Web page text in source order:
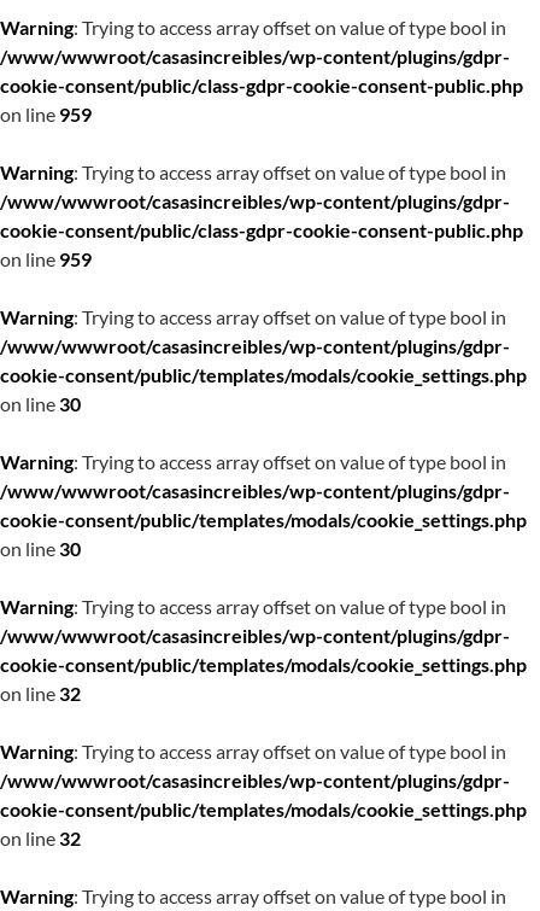
Warning: Trying to access array offset on value of type bool in
/www/wwwroot/casasincreibles/wp-content/plugins/gdpr-
cookie-consent/public/class-gdpr-cookie-consent-public.php
on line 959
Warning: Trying to access array offset on value of type bool in
/www/wwwroot/casasincreibles/wp-content/plugins/gdpr-
cookie-consent/public/class-gdpr-cookie-consent-public.php
on line 959
Warning: Trying to access array offset on value of type bool in
/www/wwwroot/casasincreibles/wp-content/plugins/gdpr-
cookie-consent/public/templates/modals/cookie_settings.php
on line30
Warning: Trying to access array offset on value of type bool in
/www/wwwroot/casasincreibles/wp-content/plugins/gdpr-
cookie-consent/public/templates/modals/cookie_settings.php
on line30
Warning: Trying to access array offset on value of type bool in
/www/wwwroot/casasincreibles/wp-content/plugins/gdpr-
cookie-consent/public/templates/modals/cookie_settings.php
on line32
Warning: Trying to access array offset on value of type bool in
/www/wwwroot/casasincreibles/wp-content/plugins/gdpr-
cookie-consent/public/templates/modals/cookie_settings.php
on line32
Warning: Trying to access array offset on value of type bool in